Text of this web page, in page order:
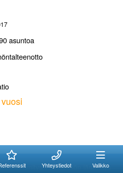
Yhteystiedot Valikko
asuntoa
lämmitys - Kiinteistön lämmitys -